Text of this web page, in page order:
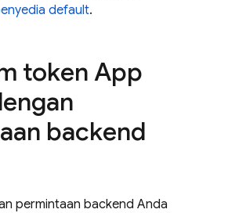
default.
token App
backend
permintaan backend Anda